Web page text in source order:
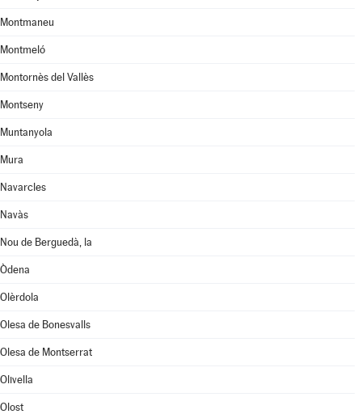
Montmaneu
Montmeló
Montornès del Vallès
Montseny
Muntanyola
Mura
Navarcles
Navàs
Nou de Berguedà, la
Òdena
Olèrdola
Olesa de Bonesvalls
Olesa de Montserrat
Olivella
Olost